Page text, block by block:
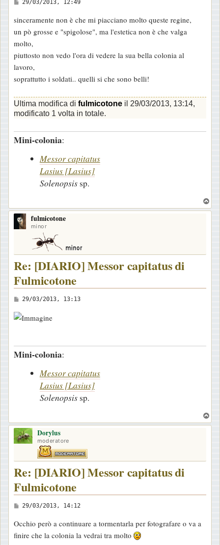
s
s
a
g
g
i
o
29/03/2013, 12:49
sinceramente non è che mi piacciano molto queste regine,
un pò grosse e "spigolose", ma l'estetica non è che valga
molto,
piuttosto non vedo l'ora di vedere la sua bella colonia al
lavoro,
soprattutto i soldati.. quelli si che sono belli!
Ultima modifica di fulmicotone il 29/03/2013, 13:14,
modificato 1 volta in totale.
Mini-colonia:
Messor capitatus
Lasius [Lasius]
Solenopsissp.
o
fulmicotone
minor
Re: [DIARIO] Messor capitatus di
Fulmicotone
M
s
a
g
29/03/2013, 13:13
Mini-colonia:
Messor capitatus
Lasius [Lasius]
Solenopsissp.
o
Dorylus
moderatore
Re: [DIARIO] Messor capitatus di
Fulmicotone
M
s
s
29/03/2013, 14:12
Occhio però a continuare a tormentarla per fotografare o va a
finire che la colonia la vedrai tra molto